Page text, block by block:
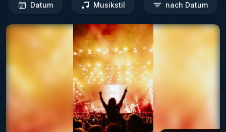
Datum Musikstil nach Datum